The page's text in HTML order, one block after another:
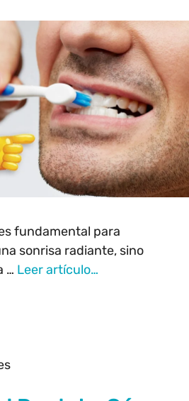
fundamental para
sonrisa radiante, sino
… Leer artículo…